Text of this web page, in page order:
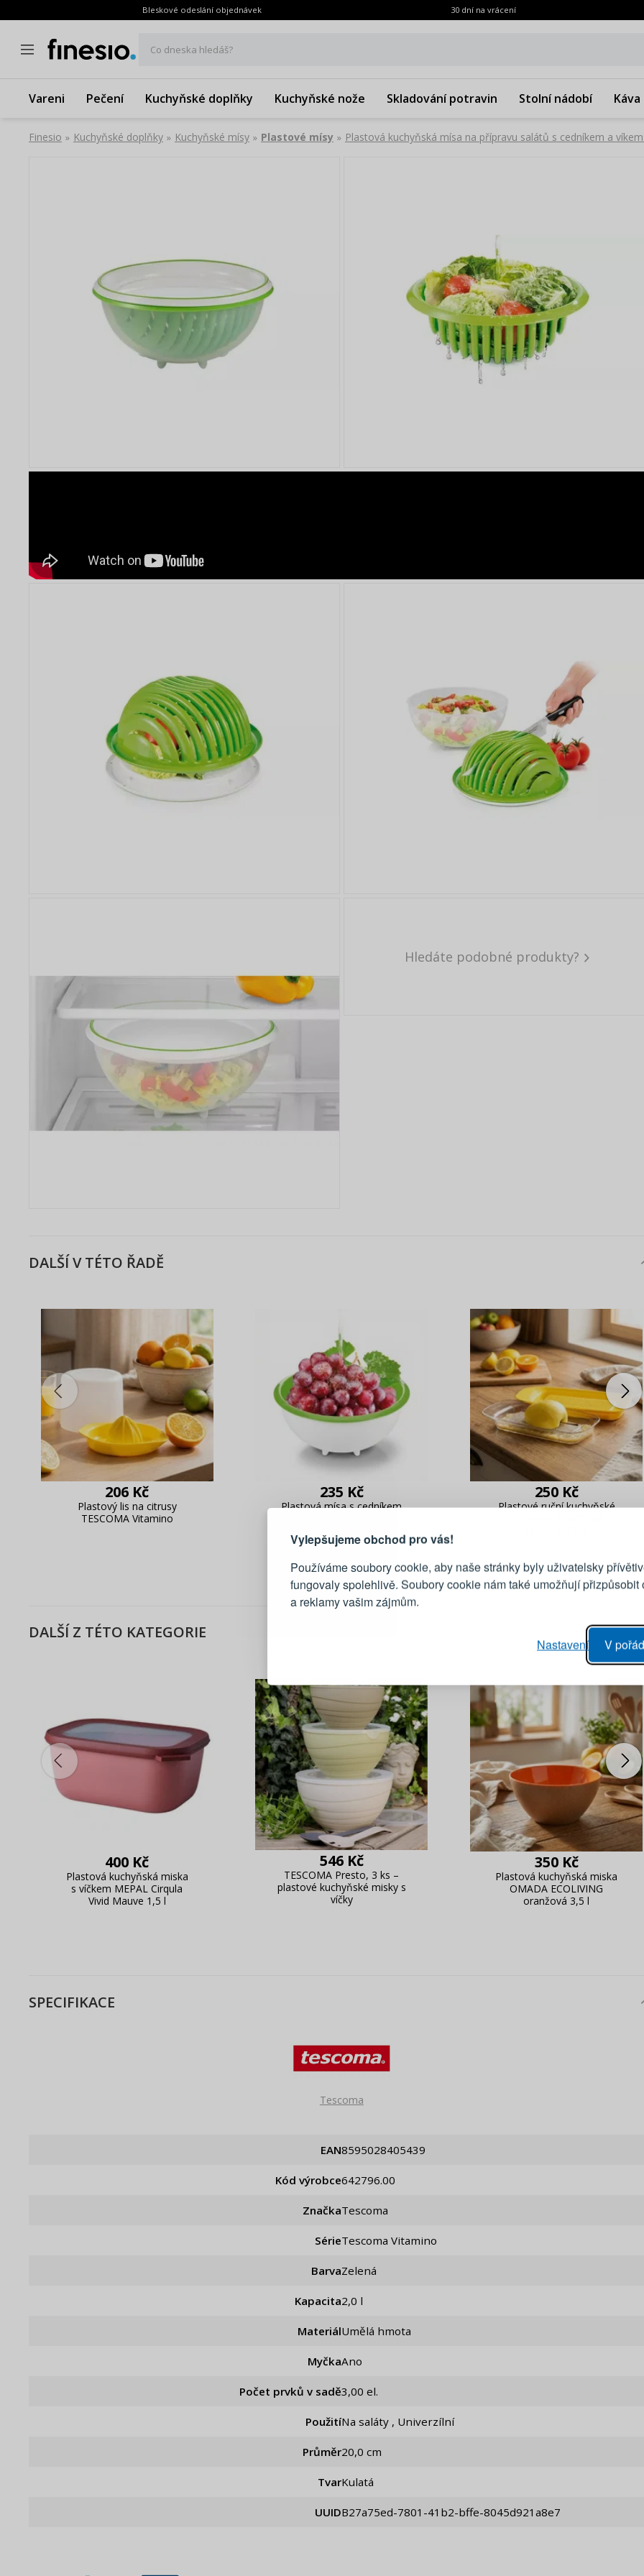
Vylepšujeme obchod pro vás!
Používáme soubory cookie, aby naše stránky byly uživatelsky
fungovaly spolehlivě. Soubory cookie nám také umožňují přizpůsobit
a reklamy vašim zájmům.
V
Nastavení
Bleskové odeslání objednávek 30 dní na vrácení
Co dneska hledáš?
Vareni Pečení Kuchyňské doplňky Kuchyňské nože Skladování potravin Stolní nádobí Káva
Finesio » Kuchyňské doplňky » Kuchyňské mísy » Plastové mísy » Plastová kuchyňská mísa na přípravu salátů s cedníkem a
Hledáte podobné produkty?
DALŠÍ V TÉTO ŘADĚ
206 Kč
Plastový lis na citrusy
TESCOMA Vitamino
235 Kč
Plastová mísa s cedníkem
250 Kč
Plastové ruční kuchyňské
DALŠÍ Z TÉTO KATEGORIE
400 Kč
Plastová kuchyňská miska
s víčkem MEPAL Cirqula
Vivid Mauve 1,5 l
546 Kč
TESCOMA Presto, 3 ks –
plastové kuchyňské misky s
víčky
350 Kč
Plastová kuchyňská miska
OMADA ECOLIVING
oranžová 3,5 l
SPECIFIKACE
Tescoma
EAN 8595028405439
Kód výrobce 642796.00
Značka Tescoma
Série Tescoma Vitamino
Barva Zelená
Kapacita 2,0 l
Materiál Umělá hmota
Myčka Ano
Počet prvků v sadě 3,00 el.
Použití Na saláty , Univerzílní
Průměr 20,0 cm
Tvar Kulatá
UUID b27a75ed-7801-41b2-bffe-8045d921a8e7
Zde je důvod, proč se vyplatí
vytvořit účet
Živý náhled na změny v objednávce
PŘIHLÁŠENÍ
Emailová adresa
PŘIHLÁSIT
Připomenutí